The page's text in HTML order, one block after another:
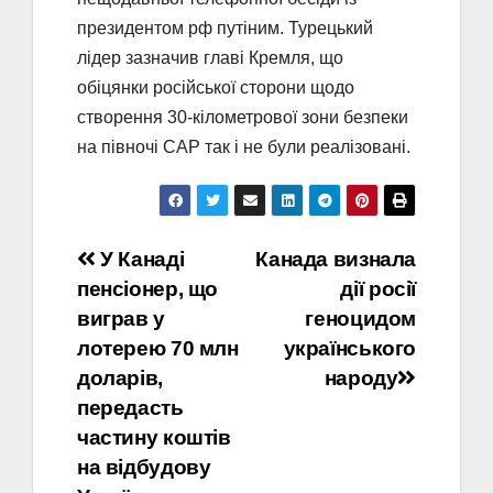
президентом рф путіним. Турецький
лідер зазначив главі Кремля, що
обіцянки російської сторони щодо
створення 30-кілометрової зони безпеки
на півночі САР так і не були реалізовані.
Навігація
записів
Канада визнала
дії росії
геноцидом
українського
народу
У Канаді
пенсіонер, що
виграв у
лотерею 70 млн
доларів,
передасть
частину коштів
на відбудову